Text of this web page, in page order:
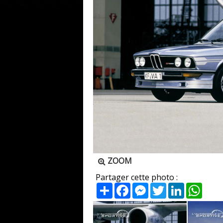
ZOOM
Partager cette photo :
PartagerFacebookMessenger
TwitterLinkedIn